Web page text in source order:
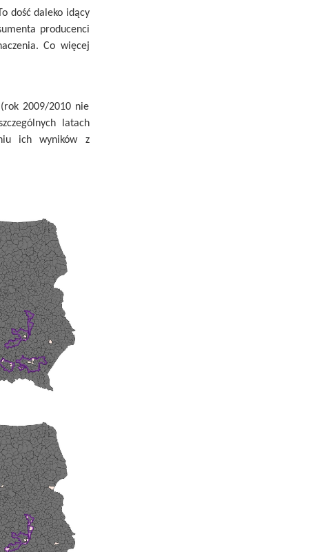
dość daleko idący
producenci
Co więcej
2009/2010 nie
latach
ich wyników z